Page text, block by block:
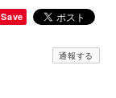
Save
通報する